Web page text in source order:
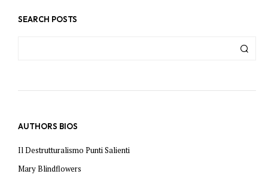
SEARCH POSTS
AUTHORS BIOS
Il Destrutturalismo Punti Salienti
Mary Blindflowers